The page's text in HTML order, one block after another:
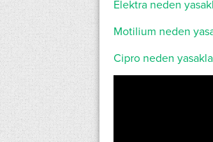
Elektra neden
Motilium neden
Cipro neden